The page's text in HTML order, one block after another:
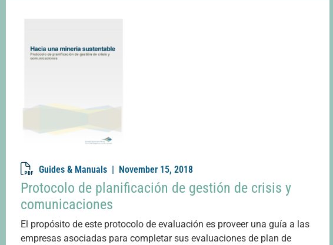
Guides & Manuals | November 15, 2018
Protocolo de planificación de gestión de crisis y
comunicaciones
El propósito de este protocolo de evaluación es proveer una guía a las
empresas asociadas para completar sus evaluaciones de plan de